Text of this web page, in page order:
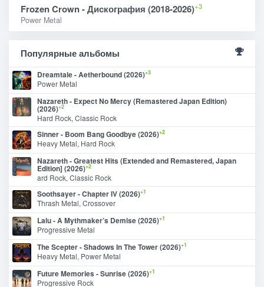
Frozen Crown - Дискография (2018-2026)+3
Power Metal
Популярные альбомы
Dreamtale - Aetherbound (2026)+3
Power Metal
Nazareth - Expect No Mercy (Remastered Japan Edition)
(2026)+2
Hard Rock, Classic Rock
Sinner - Boom Bang Goodbye (2026)+2
Heavy Metal, Hard Rock
Nazareth - Greatest Hits (Extended and Remastered, Japan
Edition] (2026)+2
ard Rock, Classic Rock
Soothsayer - Chapter IV (2026)+1
Thrash Metal, Crossover
Lalu - A Mythmaker’s Demise (2026)+1
Progressive Metal
The Scepter - Shadows In The Tower (2026)+1
Heavy Metal, Power Metal
Future Memories - Sunrise (2026)+1
Progressive Rock